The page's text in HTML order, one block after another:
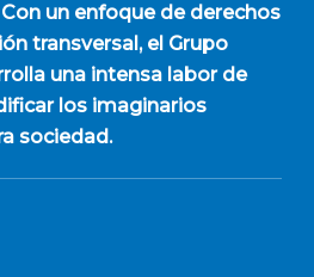
un enfoque de derechos
transversal, el Grupo
una intensa labor de
los imaginarios
sociedad.